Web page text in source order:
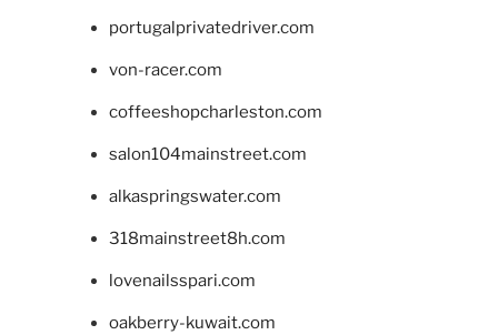
portugalprivatedriver.com
von-racer.com
coffeeshopcharleston.com
salon104mainstreet.com
alkaspringswater.com
318mainstreet8h.com
lovenailsspari.com
oakberry-kuwait.com